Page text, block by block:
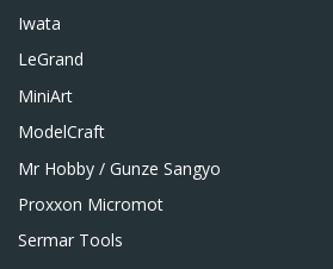
Iwata
LeGrand
MiniArt
ModelCraft
Mr Hobby / Gunze Sangyo
Proxxon Micromot
Sermar Tools